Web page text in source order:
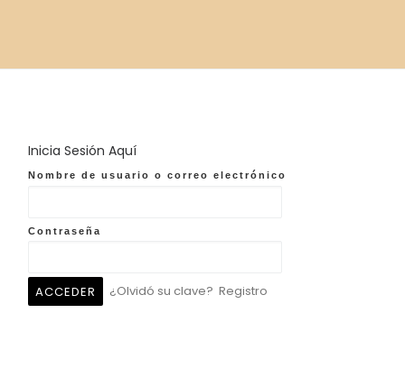
Inicia Sesión Aquí
Nombre de usuario o correo electrónico
Contraseña
¿Olvidó su clave? Registro